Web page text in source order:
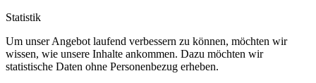
Statistik
Um unser Angebot laufend verbessern zu können, möchten wir
wissen, wie unsere Inhalte ankommen. Dazu möchten wir
statistische Daten ohne Personenbezug erheben.